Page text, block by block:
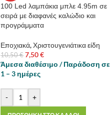
100 Led λαμπάκια μπλε 4.95m σε
σειρά με διαφανές καλώδιο και
προγράμματα
Εποχιακά,Χριστουγενιάτικα είδη
10,50€ 7,50€
Άμεσα διαθέσιμο / Παράδοση σε
1 – 3 ημέρες
- +